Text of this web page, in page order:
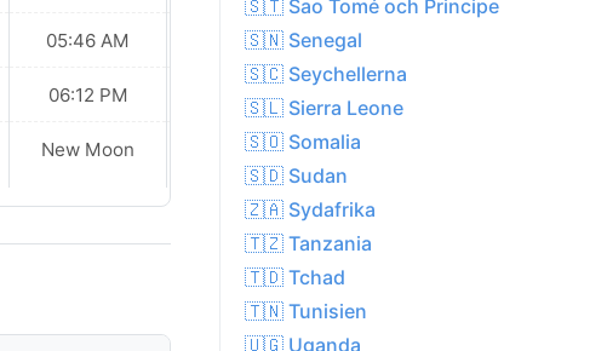
05:46 AM
06:12 PM
New Moon
05:46 AM
06:12 PM
New Moon
🇸🇹 Sao Tomé och Principe
🇸🇳 Senegal
🇸🇨 Seychellerna
🇸🇱 Sierra Leone
🇸🇴 Somalia
🇸🇩 Sudan
🇿🇦 Sydafrika
🇹🇿 Tanzania
🇹🇩 Tchad
🇹🇳 Tunisien
🇺🇬 Uganda